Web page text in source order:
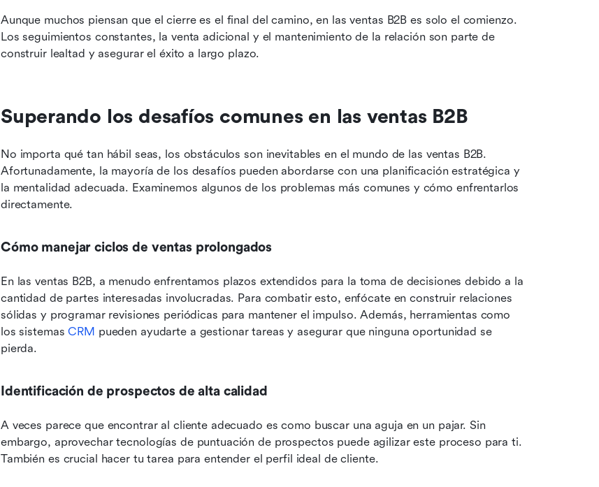
Aunque muchos piensan que el cierre es el final del camino, en las ventas B2B es solo el comienzo.
Los seguimientos constantes, la venta adicional y el mantenimiento de la relación son parte de
construir lealtad y asegurar el éxito a largo plazo.
Superando los desafíos comunes en las ventas B2B
No importa qué tan hábil seas, los obstáculos son inevitables en el mundo de las ventas B2B.
Afortunadamente, la mayoría de los desafíos pueden abordarse con una planificación estratégica y
la mentalidad adecuada. Examinemos algunos de los problemas más comunes y cómo enfrentarlos
directamente.
Cómo manejar ciclos de ventas prolongados
En las ventas B2B, a menudo enfrentamos plazos extendidos para la toma de decisiones debido a la
cantidad de partes interesadas involucradas. Para combatir esto, enfócate en construir relaciones
sólidas y programar revisiones periódicas para mantener el impulso. Además, herramientas como
los sistemas CRM pueden ayudarte a gestionar tareas y asegurar que ninguna oportunidad se
pierda.
Identificación de prospectos de alta calidad
A veces parece que encontrar al cliente adecuado es como buscar una aguja en un pajar. Sin
embargo, aprovechar tecnologías de puntuación de prospectos puede agilizar este proceso para ti.
También es crucial hacer tu tarea para entender el perfil ideal de cliente.